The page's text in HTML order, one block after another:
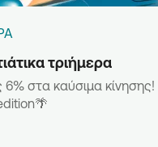
τριήμερα
6% στα καύσιμα κίνησης!